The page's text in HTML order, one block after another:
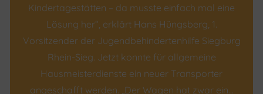
Kindertagestätten – da musste einfach mal eine
Lösung her“, erklärt Hans Hüngsberg, 1.
Vorsitzender der Jugendbehindertenhilfe Siegburg
Rhein-Sieg. Jetzt konnte für allgemeine
Hausmeisterdienste ein neuer Transporter
angeschafft werden. „Der Wagen hat zwar ein…